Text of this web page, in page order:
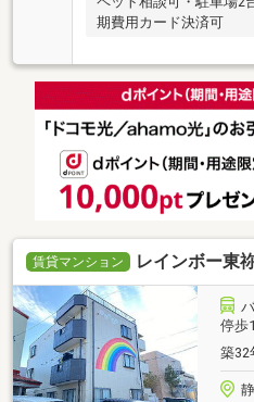
期費用カード決済可
賃貸マンション レインボー東
停歩
築32